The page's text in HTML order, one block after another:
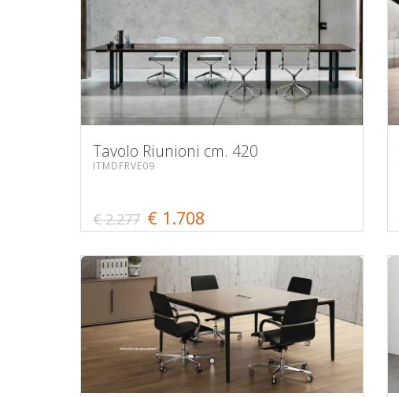
Tavolo Riunioni cm. 420
ITMDFRVE09
€ 2.277 € 1.708